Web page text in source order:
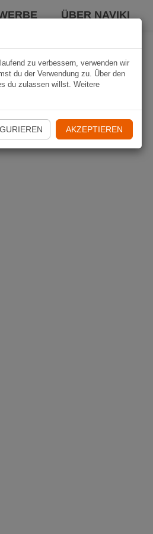
ÜBER NAVIKI
zu verbessern, verwenden wir
du der Verwendung zu. Über den
du zulassen willst. Weitere
AKZEPTIEREN